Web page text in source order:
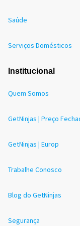
Saúde
Serviços Domésticos
Institucional
Quem Somos
GetNinjas | Preço
GetNinjas | Europ
Trabalhe Conosco
Blog do GetNinjas
Segurança